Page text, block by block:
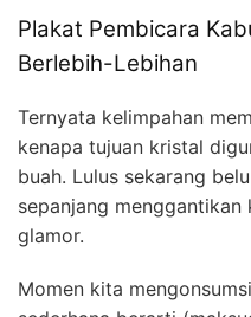
Plakat Pembicara
Berlebih-Lebihan
Ternyata kelimpahan
kenapa tujuan kristal
buah. Lulus sekarang
sepanjang
glamor.
Momen kita